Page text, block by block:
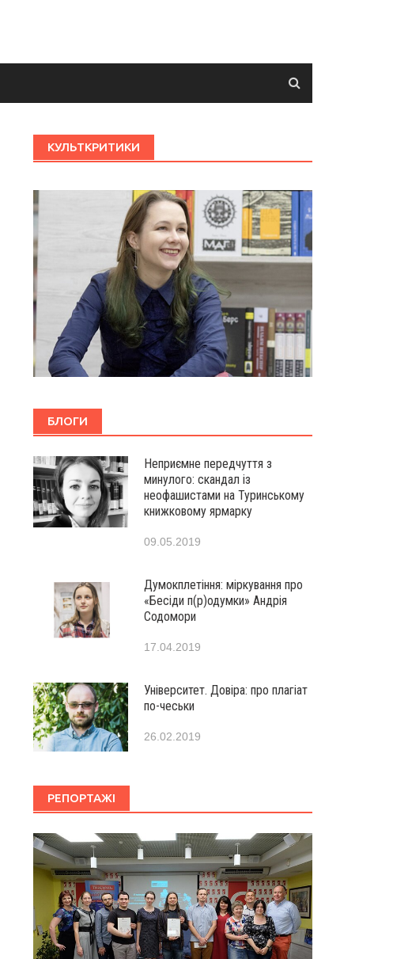
КУЛЬТКРИТИКИ
БЛОГИ
Неприємне передчуття з
минулого: скандал із
неофашистами на Туринському
книжковому ярмарку
09.05.2019
Думокплетіння: міркування про
«Бесіди п(р)одумки» Андрія
Содомори
17.04.2019
Університет. Довіра: про плагіат
по-чеськи
26.02.2019
РЕПОРТАЖІ